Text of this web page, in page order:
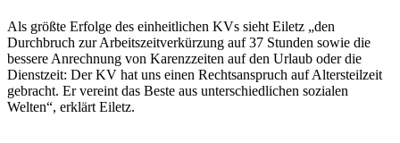
Als größte Erfolge des einheitlichen KVs sieht Eiletz „den
Durchbruch zur Arbeitszeitverkürzung auf 37 Stunden sowie die
bessere Anrechnung von Karenzzeiten auf den Urlaub oder die
Dienstzeit: Der KV hat uns einen Rechtsanspruch auf Altersteilzeit
gebracht. Er vereint das Beste aus unterschiedlichen sozialen
Welten“, erklärt Eiletz.